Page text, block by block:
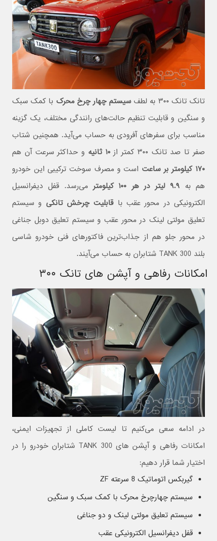
تانک تانک ۳۰۰ به لطف سیستم چهار چرخ محرک با کمک سبک
و سنگین و قابلیت تنظیم حالت‌های رانندگی مختلف، یک گزینه
مناسب برای سفرهای آفرودی به حساب می‌آید. همچنین شتاب
صفر تا صد تانک ۳۰۰ کمتر از
۱۰ ثانیه
و حداکثر سرعت آن هم
۱۷۰ کیلومتر بر ساعت
است و مصرف سوخت ترکیبی این خودرو
هم به ۹.۹ لیتر در هر ۱۰۰ کیلومتر
می‌رسد. قفل دیفرانسیل
الکترونیکی در محور عقب باقابلیت چرخش تانکی و سیستم
تعلیق مولتی لینک در محور عقب و سیستم تعلیق دوبل جناغی
در محور جلو هم از جذاب‌ترین فاکتورهای فنی خودرو شاسی
بلند TANK 300 شتابران به حساب می‌آیند.
امکانات رفاهی و آپشن های تانک ۳۰۰
در ادامه سعی می‌کنیم تا لیست کاملی از تجهیزات ایمنی،
امکانات رفاهی و آپشن های TANK 300 شتابران خودرو را در
اختیار شما قرار دهیم:
گیربکس اتوماتیک 8 سرعته ZF
سیستم چهارچرخ محرک با کمک سبک و سنگین
سیستم تعلیق مولتی لینک و دو جناغی
قفل دیفرانسیل الکترونیکی عقب